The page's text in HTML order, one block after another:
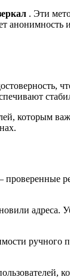
. Эти
анонимность
которым
адреса.
ручного